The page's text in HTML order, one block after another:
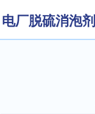
电厂脱硫消泡剂